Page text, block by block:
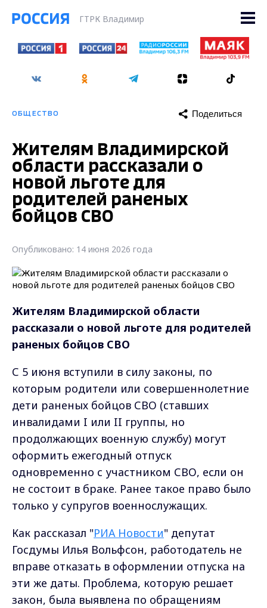
ГТРК Владимир
ОБЩЕСТВО Поделиться
Жителям Владимирской
области рассказали о
новой льготе для
родителей раненых
бойцов СВО
Опубликовано: 14 июня 2026 года
Жителям Владимирской области
рассказали о новой льготе для родителей
раненых бойцов СВО
С 5 июня вступили в силу законы, по
которым родители или совершеннолетние
дети раненых бойцов СВО (ставших
инвалидами I или II группы, но
продолжающих военную службу) могут
оформить ежегодный отпуск
одновременно с участником СВО, если он
не состоит в браке. Ранее такое право было
только у супругов военнослужащих.
Как рассказал "РИА Новости" депутат
Госдумы Илья Вольфсон, работодатель не
вправе отказать в оформлении отпуска на
эти же даты. Проблема, которую решает
закон, была выявлена по обращениям